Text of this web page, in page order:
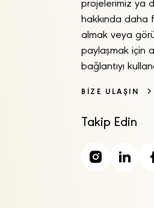
projelerimiz ya
hakkında daha
almak veya
paylaşmak için
bağlantıyı
BİZE ULAŞIN
Takip Edin